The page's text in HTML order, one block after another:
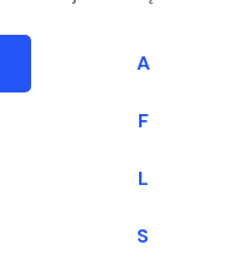
A
F
L
S